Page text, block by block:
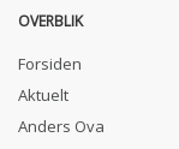
OVERBLIK
Forsiden
Aktuelt
Anders Ova